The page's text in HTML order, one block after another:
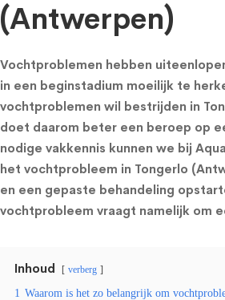
(Antwerpen)
Vochtproblemen hebben
in een beginstadium moeilijk te
vochtproblemen wil bestrijden in
doet daarom beter een beroep op
nodige vakkennis kunnen we bij
het vochtprobleem in Tongerlo
en een gepaste behandeling
vochtprobleem vraagt namelijk om
Inhoud verberg
1 Waarom is het zo belangrijk om